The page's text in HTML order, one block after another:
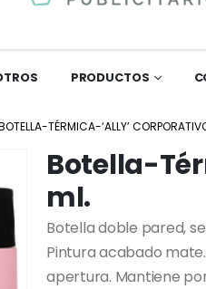
PRODUCTOS
TÉRMICA-‘ALLY’
Botella-
ml.
Botella doble pared,
Pintura acabado
apertura. Mantiene